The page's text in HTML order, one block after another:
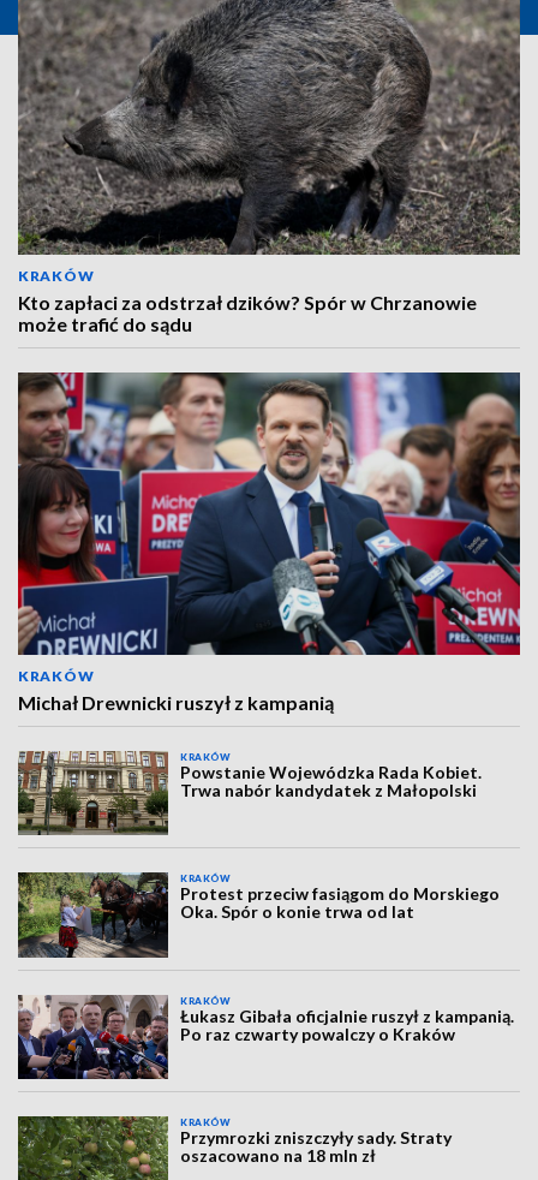
KRAKÓW
Kto zapłaci za odstrzał dzików? Spór w Chrzanowie
może trafić do sądu
KRAKÓW
Michał Drewnicki ruszył z kampanią
KRAKÓW
Powstanie Wojewódzka Rada Kobiet.
Trwa nabór kandydatek z Małopolski
KRAKÓW
Protest przeciw fasiągom do Morskiego
Oka. Spór o konie trwa od lat
KRAKÓW
Łukasz Gibała oficjalnie ruszył z kampanią.
Po raz czwarty powalczy o Kraków
KRAKÓW
Przymrozki zniszczyły sady. Straty
oszacowano na 18 mln zł